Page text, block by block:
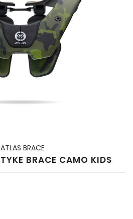
ATLAS BRACE
TYKE BRACE CAMO KIDS